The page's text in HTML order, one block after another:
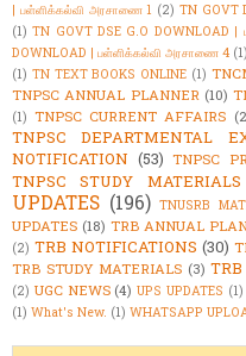
| பள்ளிக்கல்வி அரசாணை 1 (2) TN GOVT
(1) TN GOVT DSE G.O DOWNLOAD
DOWNLOAD | பள்ளிக்கல்வி அரசாணை 4 (1)
(1) TN TEXT BOOKS ONLINE (1)
TNPSC ANNUAL PLANNER (10)
(1) TNPSC CURRENT AFFAIRS
TNPSC DEPARTMENTAL
NOTIFICATION (53) TNPSC
TNPSC STUDY MATERIALS
UPDATES (196) TNUSRB
UPDATES (18) TRB ANNUAL
(2) TRB NOTIFICATIONS (30)
TRB STUDY MATERIALS (3)
(2) UGC NEWS (4) UPS UPDATES (1)
(1) What's New. (1) WHATSAPP